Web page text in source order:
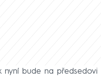
nyní bude na předsedovi